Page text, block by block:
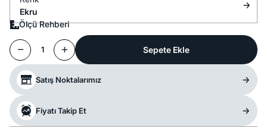
Ekru
Ölçü Rehberi
1 Sepete Ekle
Satış Noktalarımız
Fiyatı Takip Et